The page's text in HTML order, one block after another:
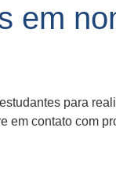
em
para
em contato com